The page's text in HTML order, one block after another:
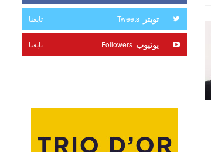
تويتر Tweets تابعنا
يوتيوب Followers تابعنا